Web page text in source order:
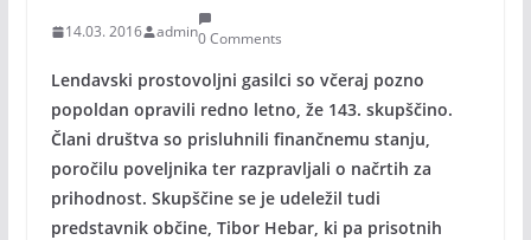
14.03. 2016 admin0 Comments
Lendavski prostovoljni gasilci so včeraj pozno
popoldan opravili redno letno, že 143. skupščino.
Člani društva so prisluhnili finančnemu stanju,
poročilu poveljnika ter razpravljali o načrtih za
prihodnost. Skupščine se je udeležil tudi
predstavnik občine, Tibor Hebar, ki pa prisotnih